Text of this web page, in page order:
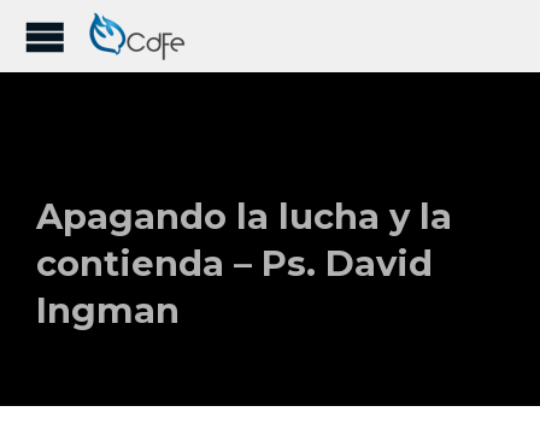
Apagando la lucha y la
contienda – Ps. David
Ingman